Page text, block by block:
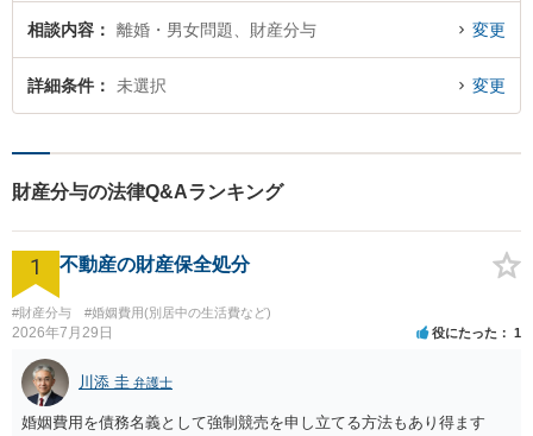
相談内容 離婚・男女問題、財産分与 変更
詳細条件 未選択 変更
財産分与の法律Q&Aランキング
1 不動産の財産保全処分
#財産分与 #婚姻費用(別居中の生活費など)
2026年7月29日 役にたった 1
川添 圭 弁護士
婚姻費用を債務名義として強制競売を申し立てる方法もあり得ます